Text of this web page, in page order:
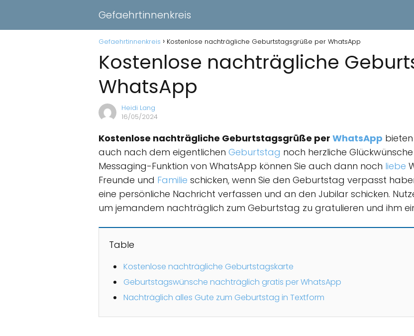
Gefaehrtinnenkreis
Gefaehrtinnenkreis Kostenlose nachträgliche Geburtstagsgrüße per WhatsApp
Kostenlose nachträgliche
WhatsApp
Heidi Lang
16/05/2024
Kostenlose nachträgliche Geburtstagsgrüße per WhatsApp
auch nach dem eigentlichen Geburtstag noch herzliche
Messaging-Funktion von WhatsApp können Sie auch dann noch liebe
Freunde und Familie schicken, wenn Sie den Geburtstag verpasst
eine persönliche Nachricht verfassen und an den Jubilar schicken.
um jemandem nachträglich zum Geburtstag zu gratulieren und ihm
Table
Kostenlose nachträgliche Geburtstagskarte
Geburtstagswünsche nachträglich gratis per WhatsApp
Nachträglich alles Gute zum Geburtstag in Textform